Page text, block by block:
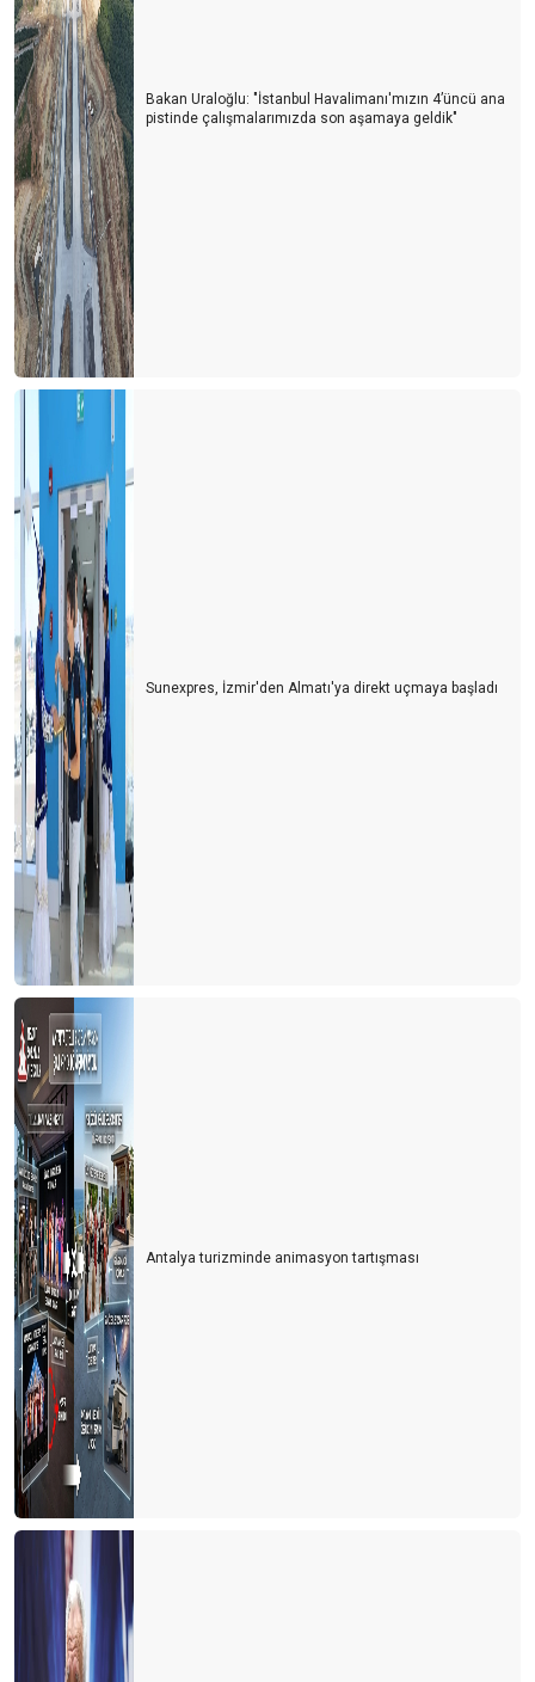
Bakan Uraloğlu: "İstanbul Havalimanı'mızın 4’üncü ana
pistinde çalışmalarımızda son aşamaya geldik"
Sunexpres, İzmir'den Almatı'ya direkt uçmaya başladı
Antalya turizminde animasyon tartışması